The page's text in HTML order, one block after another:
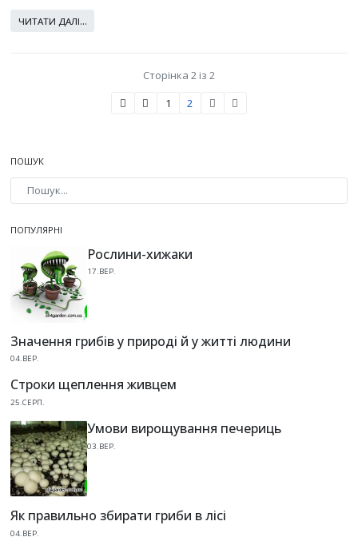
ЧИТАТИ ДАЛІ...
Сторінка 2 із 2
1
2
ПОШУК
ПОПУЛЯРНІ
Рослини-хижаки
17.ВЕР.
Значення грибів у природі й у житті людини
04.ВЕР.
Строки щеплення живцем
25.СЕРП.
Умови вирощування печериць
03.ВЕР.
Як правильно збирати гриби в лісі
04.ВЕР.